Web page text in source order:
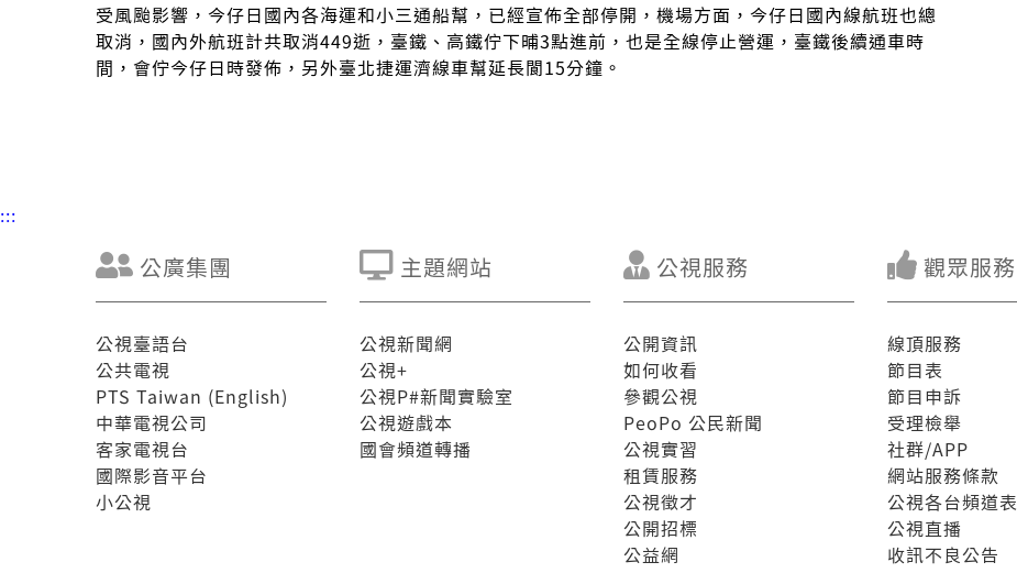
受風颱影響，今仔日國內各海運和小三通船幫，已經宣佈全部停開，機場方面，今仔日國內線航班也總
取消，國內外航班計共取消449逝，臺鐵、高鐵佇下晡3點進前，也是全線停止營運，臺鐵後續通車時
間，會佇今仔日時發佈，另外臺北捷運濟線車幫延長閬15分鐘。
:::
公廣集團
公視臺語台
公共電視
PTS Taiwan (English)
中華電視公司
客家電視台
國際影音平台
小公視
主題網站
公視新聞網
公視+
公視P#新聞實驗室
公視遊戲本
國會頻道轉播
公視服務
公開資訊
如何收看
參觀公視
PeoPo 公民新聞
公視實習
租賃服務
公視徵才
公開招標
公益網
觀眾服務
線頂服務
節目表
節目申訴
受理檢舉
社群/APP
網站服務條款
公視各台頻道表
公視直播
收訊不良公告